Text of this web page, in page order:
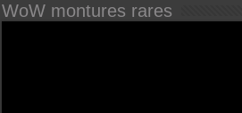
WoW montures rares